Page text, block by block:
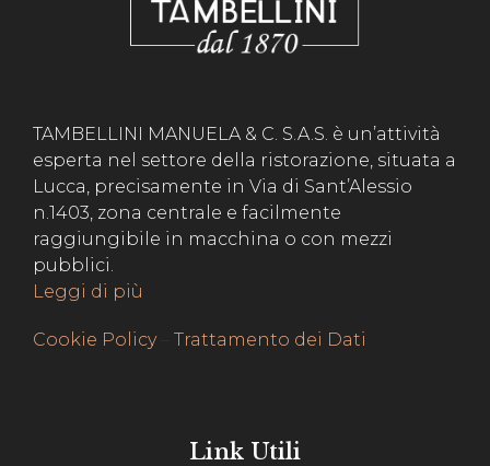
TAMBELLINI MANUELA & C. S.A.S. è un’attività
esperta nel settore della ristorazione, situata a
Lucca, precisamente in Via di Sant’Alessio
n.1403, zona centrale e facilmente
raggiungibile in macchina o con mezzi
pubblici.
Leggi di più
Cookie Policy– Trattamento dei Dati
Link Utili